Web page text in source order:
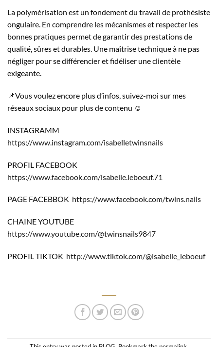
La polymérisation est un fondement du travail de prothésiste
ongulaire. En comprendre les mécanismes et respecter les
bonnes pratiques permet de garantir des prestations de
qualité, sûres et durables. Une maîtrise technique à ne pas
négliger pour se différencier et fidéliser une clientèle
exigeante.
📌Vous voulez encore plus d’infos, suivez-moi sur mes
réseaux sociaux pour plus de contenu ☺️
INSTAGRAMM
https://www.instagram.com/isabelletwinsnails
PROFIL FACEBOOK
https://www.facebook.com/isabelle.leboeuf.71
PAGE FACEBBOK https://www.facebook.com/twins.nails
CHAINE YOUTUBE
https://www.youtube.com/@twinsnails9847
PROFIL TIKTOK http://www.tiktok.com/@isabelle_leboeuf